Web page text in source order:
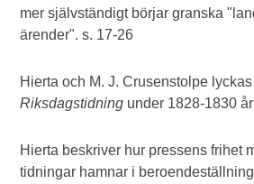
mer självständigt börjar granska
ärender". s. 17-26
Hierta och M. J. Crusenstolpe
Riksdagstidning under 1828-1830
Hierta beskriver hur pressens frihet
tidningar hamnar i